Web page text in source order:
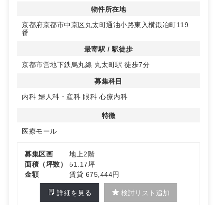
◆日赤病院も近く連携による相乗効果も期待できます。
◆多様な医療科目に対応可能
診療科目での開業が可能です。
契約期間は30年と長期的に安定したクリニック運営が可
物件所在地
京都府京都市中京区丸太町通油小路東入横鍛冶町119
番
最寄駅 / 駅徒歩
京都市営地下鉄烏丸線 丸太町駅 徒歩7分
募集科目
内科 婦人科・産科 眼科 心療内科
特徴
医療モール
募集区画
地上2階
面積（坪数）
51.17坪
金額
賃貸 675,444円
詳細を見る 検討リスト追加